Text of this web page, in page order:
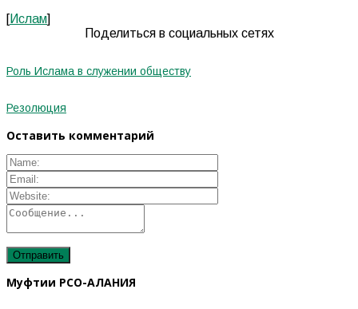
[Ислам]
Поделиться в социальных сетях
Роль Ислама в служении обществу
Резолюция
Оставить комментарий
Муфтии РСО-АЛАНИЯ